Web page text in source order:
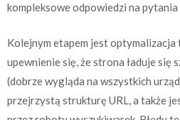
kompleksowe odpowiedzi na
Kolejnym etapem jest optymalizacja
upewnienie się, że strona ładuje się
(dobrze wygląda na wszystkich
przejrzystą strukturę URL, a także